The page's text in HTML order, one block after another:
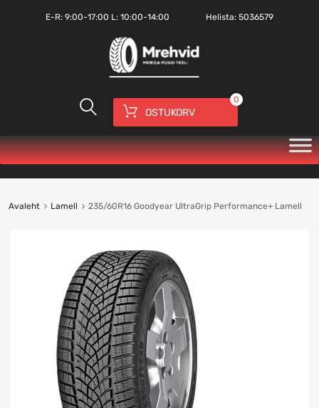
E-R: 9:00-17:00 L: 10:00-14:00 Helista:5036579
OSTUKORV
0
Avaleht Lamell 235/60R16 Goodyear UltraGrip Performance+ Lamell